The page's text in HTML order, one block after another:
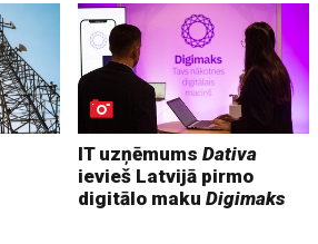
IT uzņēmumsDativa
ievieš Latvijā pirmo
digitālo makuDigimaks